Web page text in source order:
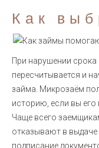
Как
При нарушении срока
пересчитывается и
займа. Микрозаём
историю, если вы его
Чаще всего
отказывают в выдаче
подписание